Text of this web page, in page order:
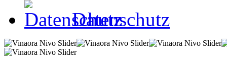
Datenschutz